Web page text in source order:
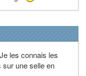
les connais les
une selle en